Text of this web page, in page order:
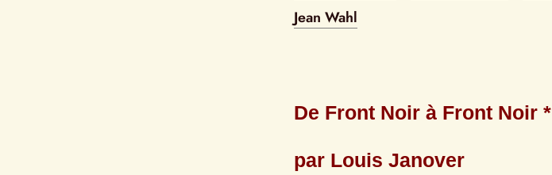
Jean Wahl
De Front Noir à Front Noir *
par Louis Janover